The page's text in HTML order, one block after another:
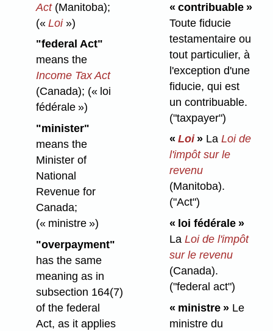
Act(Manitoba);
(« Loi»)
"federal Act"
means the
Income Tax Act
(Canada); (« loi
fédérale »)
"minister"
means the
Minister of
National
Revenue for
Canada;
(« ministre »)
"overpayment"
has the same
meaning as in
subsection 164(7)
of the federal
Act, as it applies
« contribuable »
Toute fiducie
testamentaire ou
tout particulier, à
l'exception d'une
fiducie, qui est
un contribuable.
("taxpayer")
« Loi»La Loi de
l'impôt sur le
revenu
(Manitoba).
("Act")
« loi fédérale »
La Loi de l'impôt
sur le revenu
(Canada).
("federal act")
« ministre »Le
ministre du